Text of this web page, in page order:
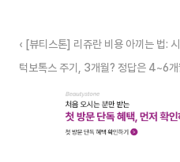
‹ [뷰티스톤] 리쥬란 비용 아끼는 법:
턱보톡스 주기, 3개월? 정답은 4~6개